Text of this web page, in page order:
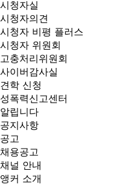
시청자실
시청자의견
시청자 비평 플러스
시청자 위원회
고충처리위원회
사이버감사실
견학 신청
성폭력신고센터
알립니다
공지사항
공고
채용공고
채널 안내
앵커 소개